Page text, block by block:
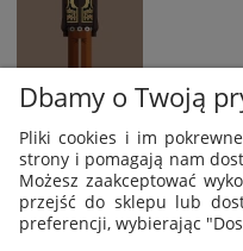
Tyler The Creator -
Dbamy o Twoją
Pliki cookies i im
strony i pomagają nam
Możesz zaakceptować
przejść do sklepu lub
preferencji, wybierając